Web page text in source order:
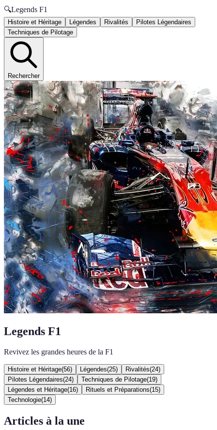
🔍Legends F1
Histoire et Héritage Légendes Rivalités
Pilotes Légendaires
Techniques de Pilotage
Rechercher
Legends F1
Revivez les grandes heures de la F1
Histoire et Héritage(56) Légendes(25) Rivalités(24)
Pilotes Légendaires(24) Techniques de Pilotage(19)
Légendes et Héritage(16) Rituels et Préparations(15)
Technologie(14)
Articles à la une